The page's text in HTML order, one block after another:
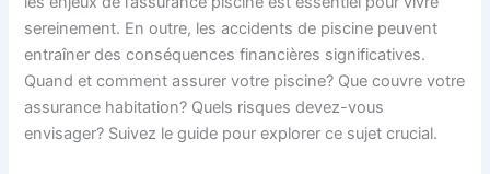
sereinement. En outre, les accidents de piscine peuvent
entraîner des conséquences financières significatives.
Quand et comment assurer votre piscine? Que couvre votre
assurance habitation? Quels risques devez-vous
envisager? Suivez le guide pour explorer ce sujet crucial.